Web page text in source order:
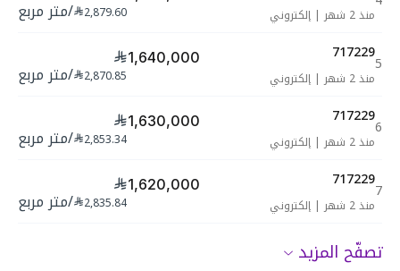
منذ 2 شهر | إلكتروني 2,879.60
/متر مربع
5
717229
منذ 2 شهر | إلكتروني
1,640,000
2,870.85
/متر مربع
6
717229
منذ 2 شهر | إلكتروني
1,630,000
2,853.34
/متر مربع
7
717229
منذ 2 شهر | إلكتروني
1,620,000
2,835.84
/متر مربع
تصفّح المزيد